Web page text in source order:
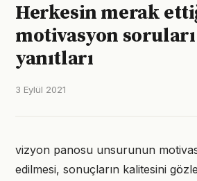
Herkesin merak
motivasyon
yanıtları
3 Eylül 2021
vizyon panosu unsurunun
edilmesi, sonuçların kalitesini